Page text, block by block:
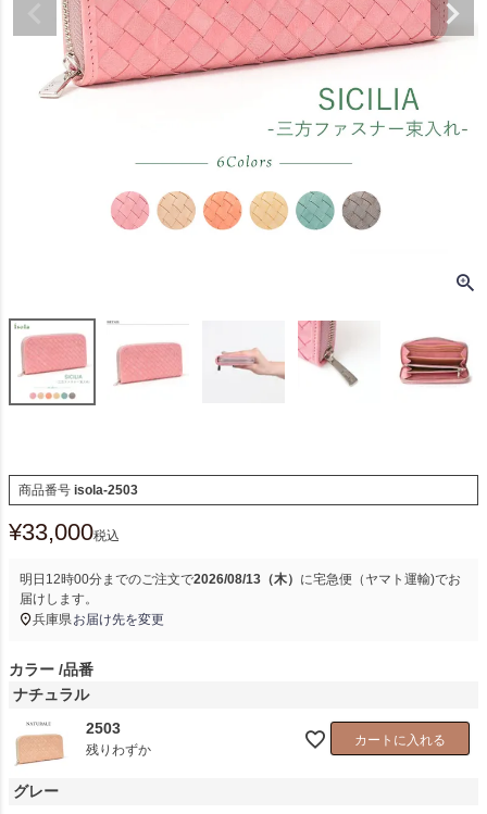
商品番号 isola-2503
¥33,000税込
明日 12時00分までのご注文で2026/08/13（木） に宅急便（ヤマト運輸)でお
届けします。
兵庫県お届け先を変更
カラー 品番
ナチュラル
2503
残りわずか
カートに入れる
グレー